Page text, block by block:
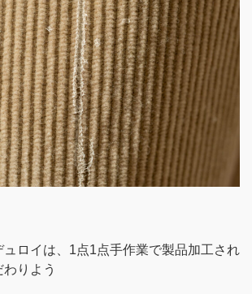
ュロイは、1点1点手作業で製品加工され
りよう